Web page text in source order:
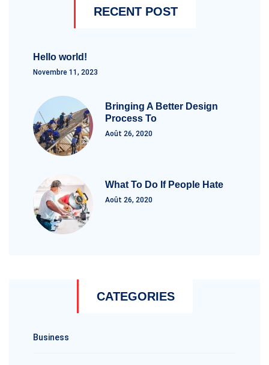
RECENT POST
Hello world!
Novembre 11, 2023
Bringing A Better Design
Process To
Août 26, 2020
What To Do If People Hate
Août 26, 2020
CATEGORIES
Business